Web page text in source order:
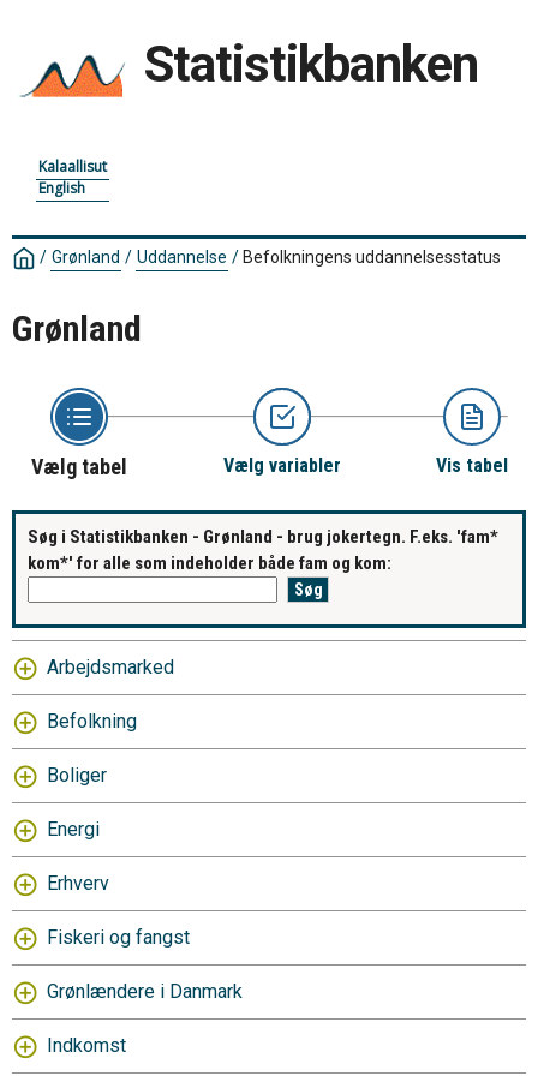
Statistikbanken
Kalaallisut
English
/ Grønland / Uddannelse / Befolkningens uddannelsesstatus
Grønland
Vælg tabel Vælg variabler Vis tabel
Søg i Statistikbanken - Grønland - brug jokertegn. F.eks. 'fam*
kom*' for alle som indeholder både fam og kom:
Arbejdsmarked
Befolkning
Boliger
Energi
Erhverv
Fiskeri og fangst
Grønlændere i Danmark
Indkomst